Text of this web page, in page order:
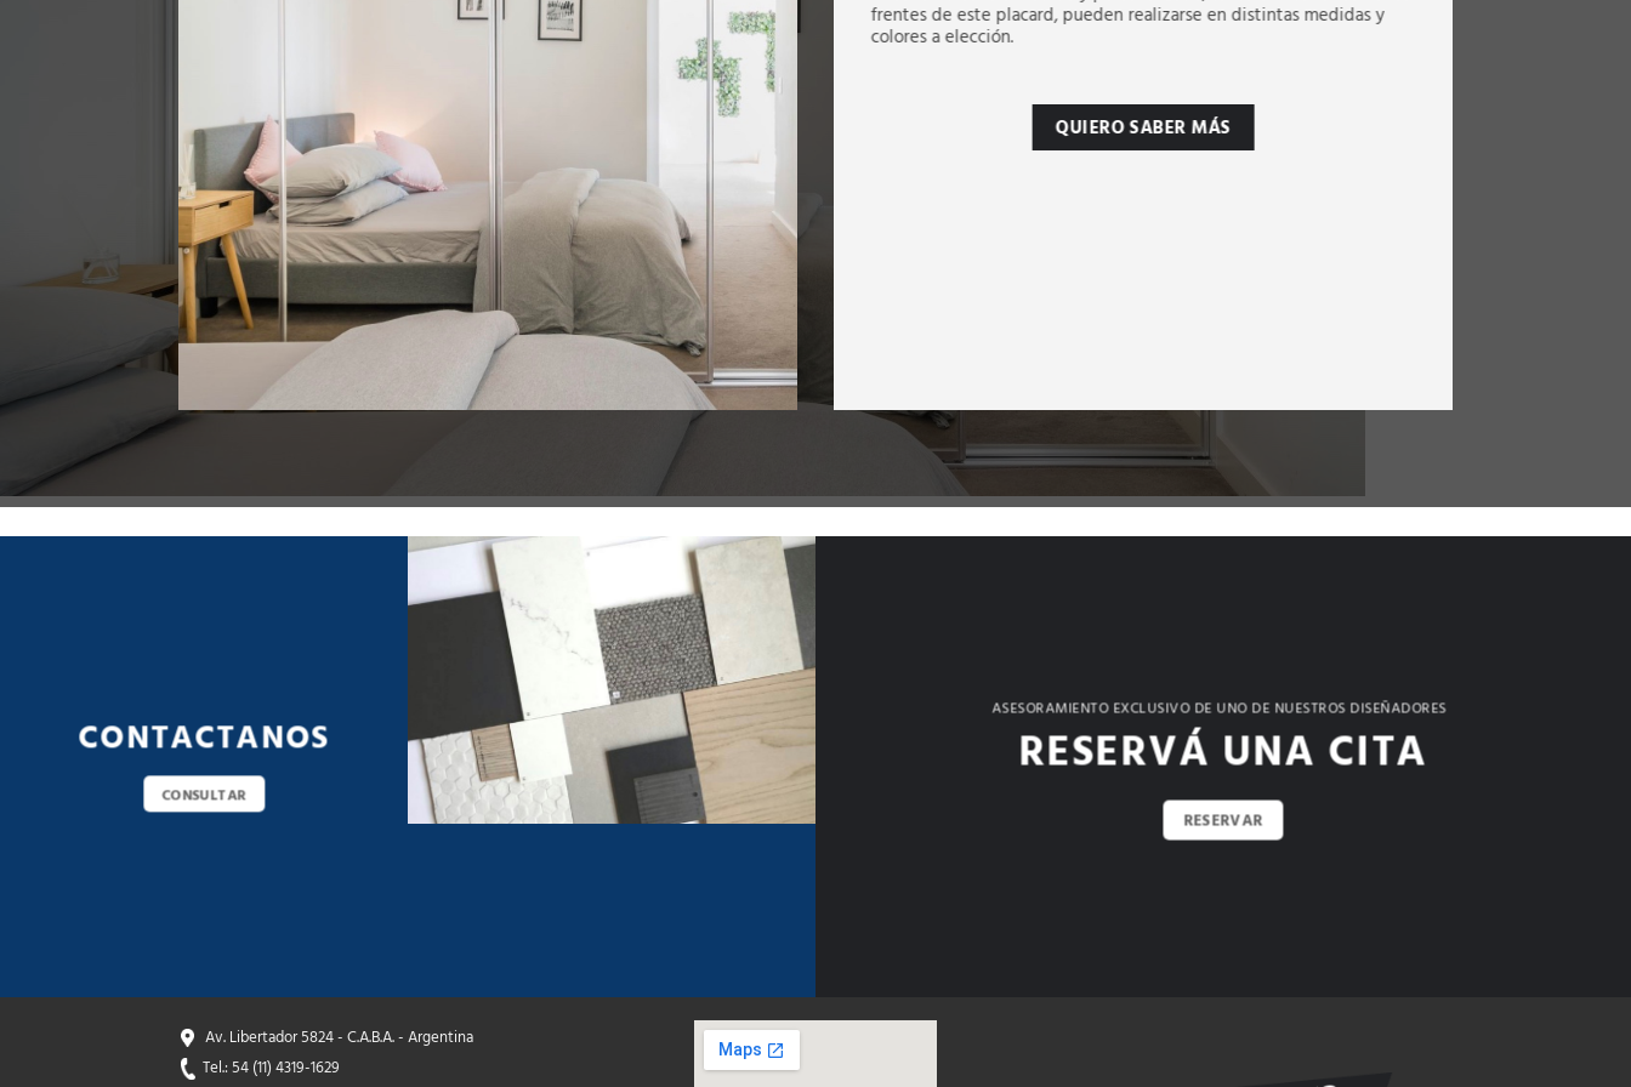
frentes de este placard, pueden realizarse en distintas medidas y
colores a elección.
QUIERO SABER MÁS
CONTACTANOS
CONSULTAR
ASESORAMIENTO EXCLUSIVO DE UNO DE NUESTROS DISEÑADORES
RESERVÁ UNA CITA
RESERVAR
Av. Libertador 5824 - C.A.B.A. - Argentina
Tel.: 54 (11) 4319-1629